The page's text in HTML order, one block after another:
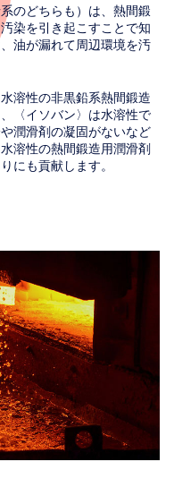
のどちらも）は、熱間鍛
染を引き起こすことで知
油が漏れて周辺環境を汚
溶性の非黒鉛系熱間鍛造
〈イソバン〉は水溶性で
潤滑剤の凝固がないなど
溶性の熱間鍛造用潤滑剤
にも貢献します。